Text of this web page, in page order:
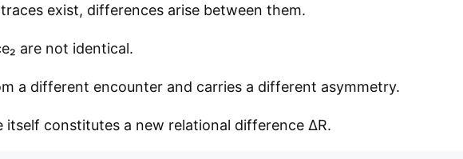
exist, differences arise between them.
are not identical.
a different encounter and carries a different asymmetry.
itself constitutes a new relational difference ΔR.